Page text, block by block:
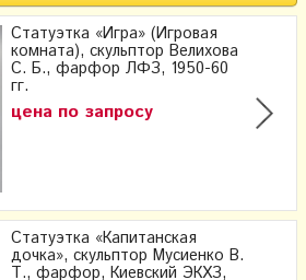
Статуэтка «Игра» (Игровая
комната), скульптор Велихова
С. Б., фарфор ЛФЗ, 1950-60
гг.
цена по запросу
Статуэтка «Капитанская
дочка», скульптор Мусиенко В.
Т., фарфор, Киевский ЭКХЗ,